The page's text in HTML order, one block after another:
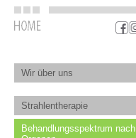
Wir über uns
Strahlentherapie
Behandlungsspektrum nach